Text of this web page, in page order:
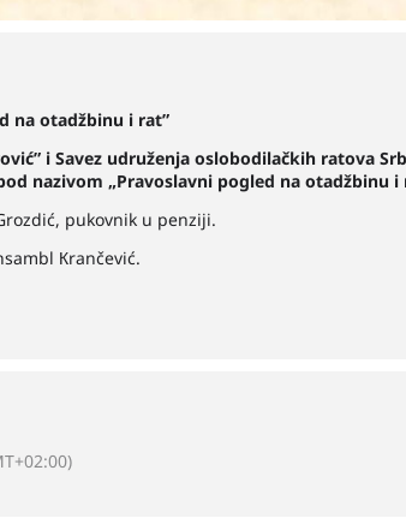
na otadžbinu i rat”
i Savez udruženja oslobodilačkih ratova
nazivom „Pravoslavni pogled na otadžbinu i
pukovnik u penziji.
Кrančević.